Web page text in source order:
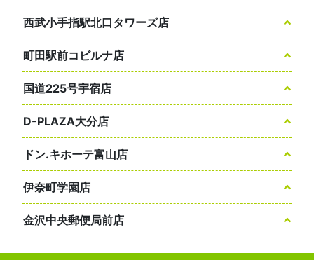
西武小手指駅北口タワーズ店
町田駅前コビルナ店
国道225号宇宿店
D-PLAZA大分店
ドン.キホーテ富山店
伊奈町学園店
金沢中央郵便局前店